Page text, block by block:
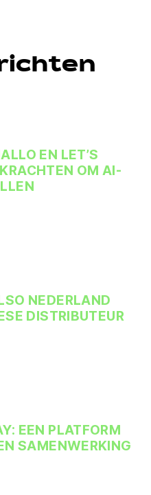
EN LET’S
OM AI-
NEDERLAND
DISTRIBUTEUR
EEN PLATFORM
SAMENWERKING